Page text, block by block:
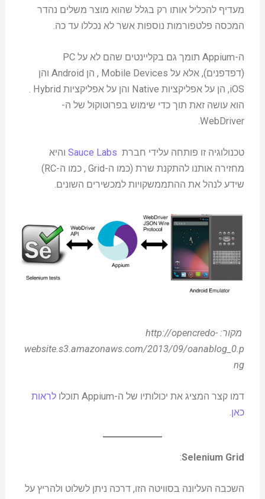
מעדיף להכליל אותו רק בגלל שהוא מוצר משלים נהדר
המכסה פלטפורמות נוספות אשר לא נכללו עד כה.
ה-Appium תומך גם בקליינטים שהם לא על PC
(דפדפנים), אלא על Mobile Devices , הן Android והן
iOS, הן על אפליקציות Native והן על אפליקציות Hybrid .
הוא עושה זאת תוך כדי שימוש בפרוטוקול של ה-
WebDriver.
טכנולוגיה זו פותחה עלידי חברת Sauce Labs והיא
מחזירה אותנו להתקנת שרת (כמו ה-Grid , כמו ה-RC)
שידע לנהל את ההתממשקויות למכשירים השונים.
מקור: http://opencredo-
website.s3.amazonaws.com/2013/09/oanablog_0.p
ng
דמו קצר המציג את יכולותיו של ה-Appium תוכלו
לראות
כאן.
Selenium Grid
:
השכבה העליונה בסוויטה הזו, דרכה ניתן לשלוט ולהריץ על